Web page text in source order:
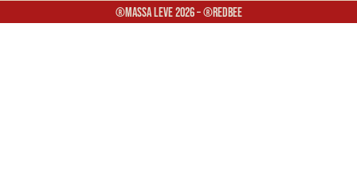
®Massa Leve 2026 – ®Redbee